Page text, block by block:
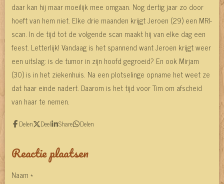
daar kan hij maar moeilijk mee omgaan. Nog dertig jaar zo door
hoeft van hem niet. Elke drie maanden krijgt Jeroen (29) een MRI-
scan. In de tijd tot de volgende scan maakt hij van elke dag een
feest. Letterlijk! Vandaag is het spannend want Jeroen krijgt weer
een uitslag: is de tumor in zijn hoofd gegroeid? En ook Mirjam
(30) is in het ziekenhuis. Na een plotselinge opname het weet ze
dat haar einde nadert. Daarom is het tijd voor Tim om afscheid
van haar te nemen.
Delen Deel Share Delen
Reactie plaatsen
Naam *